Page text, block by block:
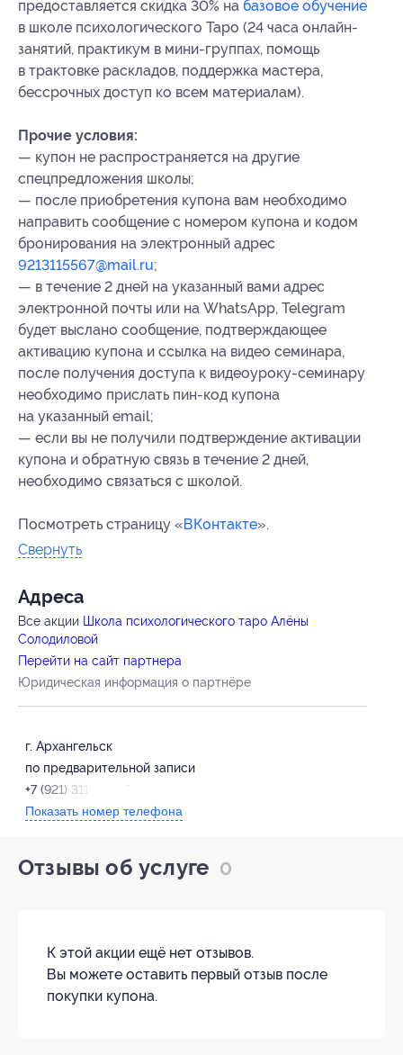
предоставляется скидка 30% на базовое обучение
в школе психологического Таро (24 часа онлайн-
занятий, практикум в мини-группах, помощь
в трактовке раскладов, поддержка мастера,
бессрочных доступ ко всем материалам).
Прочие условия:
— купон не распространяется на другие
спецпредложения школы;
— после приобретения купона вам необходимо
направить сообщение с номером купона и кодом
бронирования на электронный адрес
9213115567@mail.ru;
— в течение 2 дней на указанный вами адрес
электронной почты или на WhatsApp, Telegram
будет выслано сообщение, подтверждающее
активацию купона и ссылка на видео семинара,
после получения доступа к видеоуроку-семинару
необходимо прислать пин-код купона
на указанный email;
— если вы не получили подтверждение активации
купона и обратную связь в течение 2 дней,
необходимо связаться с школой.
Посмотреть страницу «ВКонтакте».
Свернуть
Адресa
Все акции Школа психологического таро Алёны
Солодиловой
Перейти на сайт партнера
Юридическая информация о партнёре
г. Архангельск
по предварительной записи
+7 (921) 311-55-67
Показать номер телефона
Отзывы об услуге 0
К этой акции ещё нет отзывов.
Вы можете оставить первый отзыв после
покупки купона.